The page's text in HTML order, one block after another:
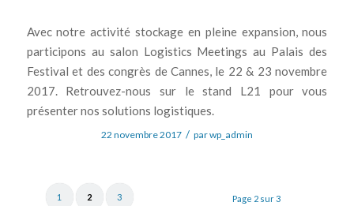
Avec notre activité stockage en pleine expansion, nous
participons au salon Logistics Meetings au Palais des
Festival et des congrès de Cannes, le 22 & 23 novembre
2017. Retrouvez-nous sur le stand L21 pour vous
présenter nos solutions logistiques.
22 novembre 2017 / parwp_admin
Page 2 sur 3
1 2 3